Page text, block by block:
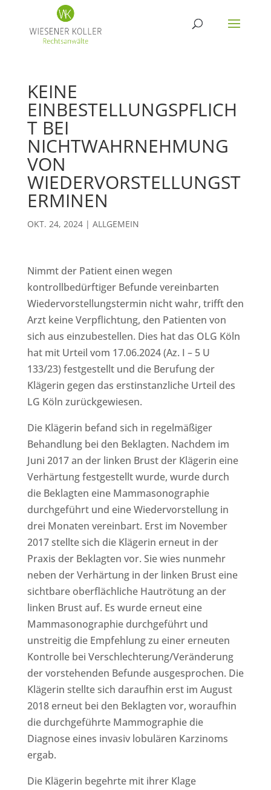
KEINE
EINBESTELLUNGSPFLICH
T BEI
NICHTWAHRNEHMUNG
VON
WIEDERVORSTELLUNGST
ERMINEN
OKT. 24, 2024| ALLGEMEIN
Nimmt der Patient einen wegen
kontrollbedürftiger Befunde vereinbarten
Wiedervorstellungstermin nicht wahr, trifft den
Arzt keine Verpflichtung, den Patienten von
sich aus einzubestellen. Dies hat das OLG Köln
hat mit Urteil vom 17.06.2024 (Az. I – 5 U
133/23) festgestellt und die Berufung der
Klägerin gegen das erstinstanzliche Urteil des
LG Köln zurückgewiesen.
Die Klägerin befand sich in regelmäßiger
Behandlung bei den Beklagten. Nachdem im
Juni 2017 an der linken Brust der Klägerin eine
Verhärtung festgestellt wurde, wurde durch
die Beklagten eine Mammasonographie
durchgeführt und eine Wiedervorstellung in
drei Monaten vereinbart. Erst im November
2017 stellte sich die Klägerin erneut in der
Praxis der Beklagten vor. Sie wies nunmehr
neben der Verhärtung in der linken Brust eine
sichtbare oberflächliche Hautrötung an der
linken Brust auf. Es wurde erneut eine
Mammasonographie durchgeführt und
unstreitig die Empfehlung zu einer erneuten
Kontrolle bei Verschlechterung/Veränderung
der vorstehenden Befunde ausgesprochen. Die
Klägerin stellte sich daraufhin erst im August
2018 erneut bei den Beklagten vor, woraufhin
die durchgeführte Mammographie die
Diagnose eines invasiv lobulären Karzinoms
ergab.
Die Klägerin begehrte mit ihrer Klage